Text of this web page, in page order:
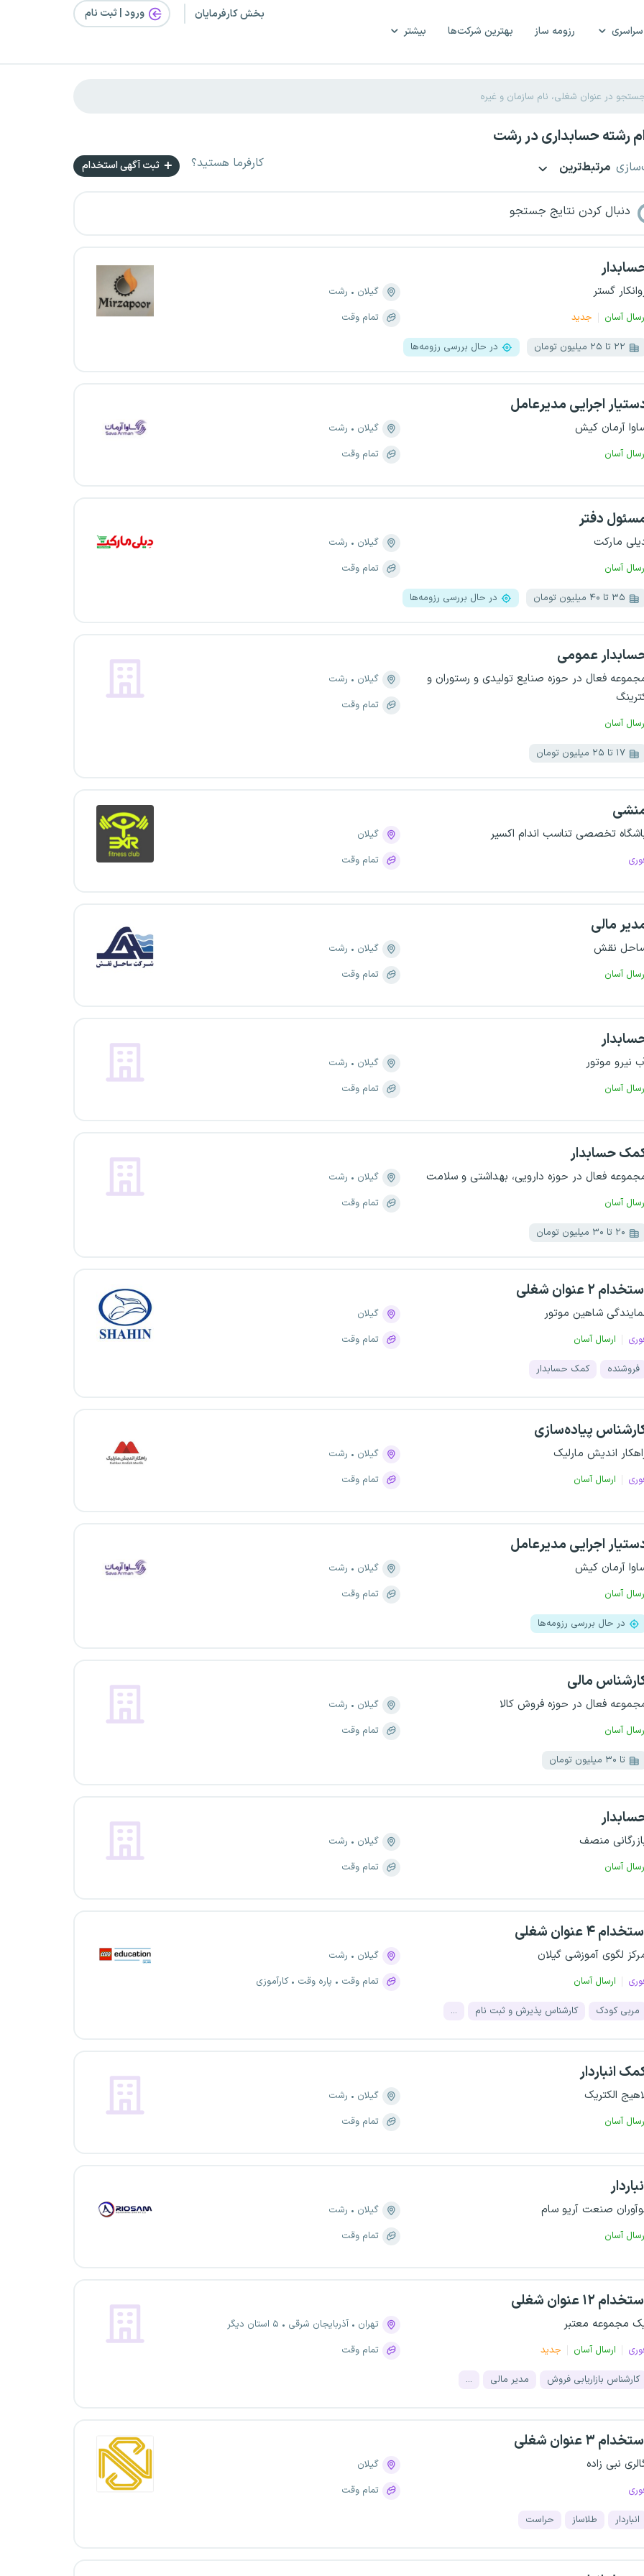
رزومه ساز بهترین شرکت‌ها بیشتر
بخش کارفرمایان ورود | ثبت‌ نام
رشته حسابداری در رشت
مرتبط‌ترین کارفرما هستید؟ ثبت آگهی استخدام
دنبال کردن نتایج جستجو
گستر
آسان جدید
گیلان
رشت
تمام وقت
۲۲ تا ۲۵ میلیون تومان در حال بررسی رزومه‌ها
اجرایی مدیرعامل
آرمان کیش
آسان
گیلان
رشت
تمام وقت
دفتر
مارکت
آسان
گیلان
رشت
تمام وقت
۳۵ تا ۴۰ میلیون تومان در حال بررسی رزومه‌ها
عمومی
فعال در حوزه صنایع تولیدی و رستوران و
آسان
گیلان
رشت
تمام وقت
۱۷ تا ۲۵ میلیون تومان
تخصصی تناسب اندام اکسیر
گیلان
تمام وقت
مالی
نقش
آسان
گیلان
رشت
تمام وقت
نیرو موتور
آسان
گیلان
رشت
تمام وقت
حسابدار
فعال در حوزه دارویی، بهداشتی و سلامت
آسان
گیلان
رشت
تمام وقت
۲۰ تا ۳۰ میلیون تومان
۲ عنوان شغلی
شاهین موتور
ارسال آسان
گیلان
تمام وقت
فروشنده کمک حسابدار
پیاده‌سازی
اندیش مارلیک
ارسال آسان
گیلان
رشت
تمام وقت
اجرایی مدیرعامل
آرمان کیش
آسان
گیلان
رشت
تمام وقت
در حال بررسی رزومه‌ها
مالی
فعال در حوزه فروش کالا
آسان
گیلان
رشت
تمام وقت
تا ۳۰ میلیون تومان
منصف
آسان
گیلان
رشت
تمام وقت
۴ عنوان شغلی
لگوی آموزشی گیلان
ارسال آسان
گیلان
رشت
تمام وقت
پاره وقت کارآموزی
مربی کودک کارشناس پذیرش و ثبت نام ...
انباردار
الکتریک
آسان
گیلان
رشت
تمام وقت
صنعت آریو سام
آسان
گیلان
رشت
تمام وقت
۱۲ عنوان شغلی
مجموعه معتبر
ارسال آسان جدید
تهران آذربایجان شرقی
۵ استان دیگر
تمام وقت
کارشناس بازاریابی فروش مدیر مالی ...
۳ عنوان شغلی
نبی زاده
گیلان
تمام وقت
انباردار طلاساز حراست